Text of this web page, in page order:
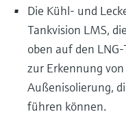
Die Kühl- und
Tankvision LMS,
oben auf den
zur Erkennung
Außenisolierung,
führen können.